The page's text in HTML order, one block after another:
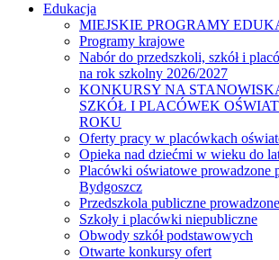
Edukacja
MIEJSKIE PROGRAMY
Programy krajowe
Nabór do przedszkoli, szkół i
na rok szkolny 2026/2027
KONKURSY NA
SZKÓŁ I PLACÓWEK
ROKU
Oferty pracy w placówkach
Opieka nad dziećmi w wieku do
Placówki oświatowe prowadzone
Bydgoszcz
Przedszkola publiczne
Szkoły i placówki niepubliczne
Obwody szkół podstawowych
Otwarte konkursy ofert